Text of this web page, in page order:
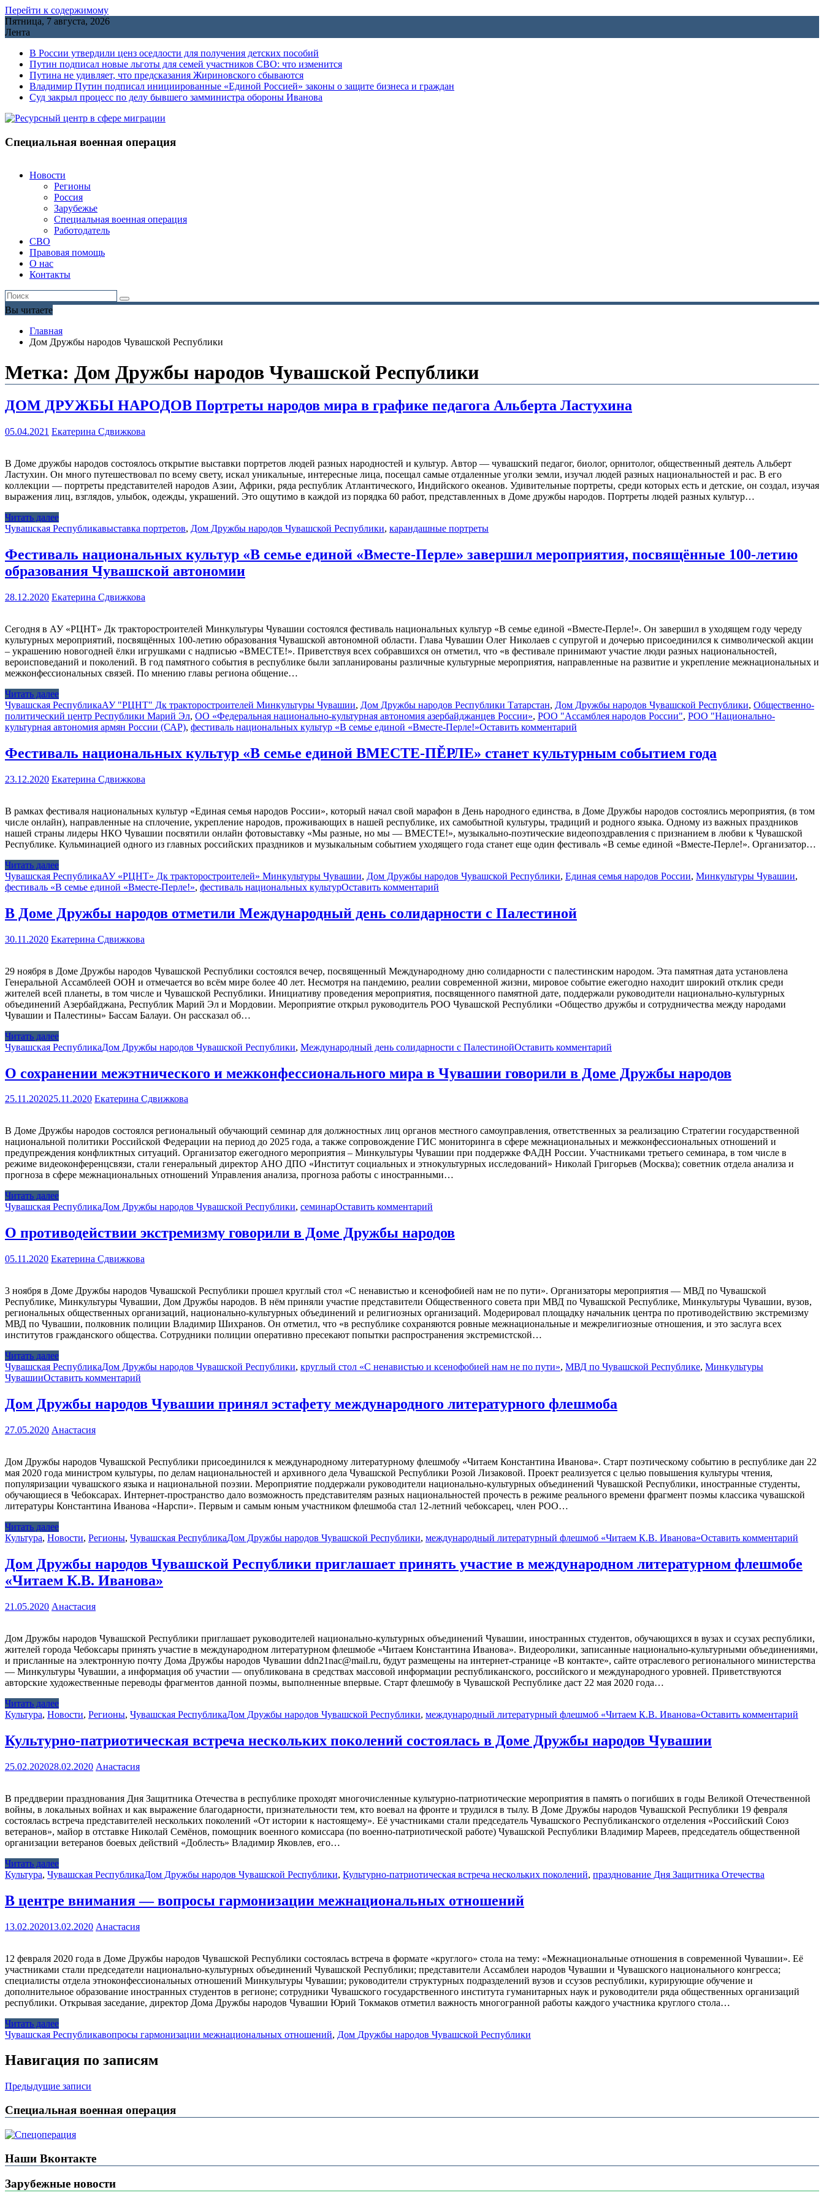
Перейти к содержимому
Пятница, 7 августа, 2026
Лента
В России утвердили ценз оседлости для получения детских пособий
Путин подписал новые льготы для семей участников СВО: что изменится
Путина не удивляет, что предсказания Жириновского сбываются
Владимир Путин подписал инициированные «Единой Россией» законы о защите бизнеса и граждан
Cуд закрыл процесс по делу бывшего замминистра обороны Иванова
Специальная военная операция
Новости
Регионы
Россия
Зарубежье
Специальная военная операция
Работодатель
СВО
Правовая помощь
О нас
Контакты
Вы читаете
Главная
Дом Дружбы народов Чувашской Республики
Метка: Дом Дружбы народов Чувашской Республики
ДОМ ДРУЖБЫ НАРОДОВ Портреты народов мира в графике педагога Альберта Ластухина
05.04.2021 Екатерина Сдвижкова
В Доме дружбы народов состоялось открытие выставки портретов людей разных народностей и культур. Автор — чувашский педагог, биолог, орнитолог, общественный деятель Альберт
Ластухин. Он много путешествовал по всему свету, искал уникальные, интересные лица, посещал самые отдаленные уголки земли, изучал людей разных национальностей и рас. В его
коллекции — портреты представителей народов Азии, Африки, ряда республик Атлантического, Индийского океанов. Удивительные портреты, среди которых есть и детские, он создал, изучая
выражения лиц, взглядов, улыбок, одежды, украшений. Это ощутимо в каждой из порядка 60 работ, представленных в Доме дружбы народов. Портреты людей разных культур…
Читать далее
Чувашская Республикавыставка портретов, Дом Дружбы народов Чувашской Республики, карандашные портреты
Фестиваль национальных культур «В семье единой «Вместе-Перле» завершил мероприятия, посвящённые 100-летию
образования Чувашской автономии
28.12.2020 Екатерина Сдвижкова
Сегодня в АУ «РЦНТ» Дк тракторостроителей Минкультуры Чувашии состоялся фестиваль национальных культур «В семье единой «Вместе-Перле!». Он завершил в уходящем году череду
культурных мероприятий, посвящённых 100-летию образования Чувашской автономной области. Глава Чувашии Олег Николаев с супругой и дочерью присоединился к символической акции
– украшению новогодней ёлки игрушками с надписью «ВМЕСТЕ!». Приветствуя всех собравшихся он отметил, что «в фестивале принимают участие люди разных национальностей,
вероисповеданий и поколений. В год памятного события в республике были запланированы различные культурные мероприятия, направленные на развитие и укрепление межнациональных и
межконфессиональных связей. По мнению главы региона общение…
Читать далее
Чувашская РеспубликаАУ "РЦНТ" Дк тракторостроителей Минкультуры Чувашии, Дом Дружбы народов Республики Татарстан, Дом Дружбы народов Чувашской Республики, Общественно-
политический центр Республики Марий Эл, ОО «Федеральная национально-культурная автономия азербайджанцев России», РОО "Ассамблея народов России", РОО "Национально-
культурная автономия армян России (САР), фестиваль национальных культур «В семье единой «Вместе-Перле!»Оставить комментарий
Фестиваль национальных культур «В семье единой ВМЕСТЕ-ПĔРЛЕ» станет культурным событием года
23.12.2020 Екатерина Сдвижкова
В рамках фестиваля национальных культур «Единая семья народов России», который начал свой марафон в День народного единства, в Доме Дружбы народов состоялись мероприятия, (в том
числе онлайн), направленные на сплочение, укрепление народов, проживающих в нашей республике, их самобытной культуры, традиций и родного языка. Одному из важных праздников
нашей страны лидеры НКО Чувашии посвятили онлайн фотовыставку «Мы разные, но мы — ВМЕСТЕ!», музыкально-поэтические видеопоздравления с признанием в любви к Чувашской
Республике. Кульминацией одного из главных российских праздников и музыкальным событием уходящего года станет еще один фестиваль «В семье единой «Вместе-Перле!». Организатор…
Читать далее
Чувашская РеспубликаАУ «РЦНТ» Дк тракторостроителей» Минкультуры Чувашии, Дом Дружбы народов Чувашской Республики, Единая семья народов России, Минкультуры Чувашии,
фестиваль «В семье единой «Вместе-Перле!», фестиваль национальных культурОставить комментарий
В Доме Дружбы народов отметили Международный день солидарности с Палестиной
30.11.2020 Екатерина Сдвижкова
29 ноября в Доме Дружбы народов Чувашской Республики состоялся вечер, посвященный Международному дню солидарности с палестинским народом. Эта памятная дата установлена
Генеральной Ассамблеей ООН и отмечается во всём мире более 40 лет. Несмотря на пандемию, реалии современной жизни, мировое событие ежегодно находит широкий отклик среди
жителей всей планеты, в том числе и Чувашской Республики. Инициативу проведения мероприятия, посвященного памятной дате, поддержали руководители национально-культурных
объединений Азербайджана, Республик Марий Эл и Мордовии. Мероприятие открыл руководитель РОО Чувашской Республики «Общество дружбы и сотрудничества между народами
Чувашии и Палестины» Бассам Балауи. Он рассказал об…
Читать далее
Чувашская РеспубликаДом Дружбы народов Чувашской Республики, Международный день солидарности с ПалестинойОставить комментарий
О сохранении межэтнического и межконфессионального мира в Чувашии говорили в Доме Дружбы народов
25.11.202025.11.2020 Екатерина Сдвижкова
В Доме Дружбы народов состоялся региональный обучающий семинар для должностных лиц органов местного самоуправления, ответственных за реализацию Стратегии государственной
национальной политики Российской Федерации на период до 2025 года, а также сопровождение ГИС мониторинга в сфере межнациональных и межконфессиональных отношений и
предупреждения конфликтных ситуаций. Организатор ежегодного мероприятия – Минкультуры Чувашии при поддержке ФАДН России. Участниками третьего семинара, в том числе в
режиме видеоконференцсвязи, стали генеральный директор АНО ДПО «Институт социальных и этнокультурных исследований» Николай Григорьев (Москва); советник отдела анализа и
прогноза в сфере межнациональных отношений Управления анализа, прогноза работы с иностранными…
Читать далее
Чувашская РеспубликаДом Дружбы народов Чувашской Республики, семинарОставить комментарий
О противодействии экстремизму говорили в Доме Дружбы народов
05.11.2020 Екатерина Сдвижкова
3 ноября в Доме Дружбы народов Чувашской Республики прошел круглый стол «С ненавистью и ксенофобией нам не по пути». Организаторы мероприятия — МВД по Чувашской
Республике, Минкультуры Чувашии, Дом Дружбы народов. В нём приняли участие представители Общественного совета при МВД по Чувашской Республике, Минкультуры Чувашии, вузов,
региональных общественных организаций, национально-культурных объединений и религиозных организаций. Модерировал площадку начальник центра по противодействию экстремизму
МВД по Чувашии, полковник полиции Владимир Шихранов. Он отметил, что «в республике сохраняются ровные межнациональные и межрелигиозные отношения, и это заслуга всех
институтов гражданского общества. Сотрудники полиции оперативно пресекают попытки распространения экстремистской…
Читать далее
Чувашская РеспубликаДом Дружбы народов Чувашской Республики, круглый стол «С ненавистью и ксенофобией нам не по пути», МВД по Чувашской Республике, Минкультуры
ЧувашииОставить комментарий
Дом Дружбы народов Чувашии принял эстафету международного литературного флешмоба
27.05.2020 Анастасия
Дом Дружбы народов Чувашской Республики присоединился к международному литературному флешмобу «Читаем Константина Иванова». Старт поэтическому событию в республике дан 22
мая 2020 года министром культуры, по делам национальностей и архивного дела Чувашской Республики Розой Лизаковой. Проект реализуется с целью повышения культуры чтения,
популяризации чувашского языка и национальной поэзии. Мероприятие поддержали руководители национально-культурных объединений Чувашской Республики, иностранные студенты,
обучающиеся в Чебоксарах. Интернет-пространство дало возможность представителям разных национальностей прочесть в режиме реального времени фрагмент поэмы классика чувашской
литературы Константина Иванова «Нарспи». Первым и самым юным участником флешмоба стал 12-летний чебоксарец, член РОО…
Читать далее
Культура, Новости, Регионы, Чувашская РеспубликаДом Дружбы народов Чувашской Республики, международный литературный флешмоб «Читаем К.В. Иванова»Оставить комментарий
Дом Дружбы народов Чувашской Республики приглашает принять участие в международном литературном флешмобе
«Читаем К.В. Иванова»
21.05.2020 Анастасия
Дом Дружбы народов Чувашской Республики приглашает руководителей национально-культурных объединений Чувашии, иностранных студентов, обучающихся в вузах и ссузах республики,
жителей города Чебоксары принять участие в международном литературном флешмобе «Читаем Константина Иванова». Видеоролики, записанные национально-культурными объединениями,
и присланные на электронную почту Дома Дружбы народов Чувашии ddn21nac@mail.ru, будут размещены на интернет-странице «В контакте», сайте отраслевого регионального министерства
— Минкультуры Чувашии, а информация об участии — опубликована в средствах массовой информации республиканского, российского и международного уровней. Приветствуются
авторские художественные переводы фрагментов данной поэмы, выполненные впервые. Старт флешмобу в Чувашской Республике даст 22 мая 2020 года…
Читать далее
Культура, Новости, Регионы, Чувашская РеспубликаДом Дружбы народов Чувашской Республики, международный литературный флешмоб «Читаем К.В. Иванова»Оставить комментарий
Культурно-патриотическая встреча нескольких поколений состоялась в Доме Дружбы народов Чувашии
25.02.202028.02.2020 Анастасия
В преддверии празднования Дня Защитника Отечества в республике проходят многочисленные культурно-патриотические мероприятия в память о погибших в годы Великой Отечественной
войны, в локальных войнах и как выражение благодарности, признательности тем, кто воевал на фронте и трудился в тылу. В Доме Дружбы народов Чувашской Республики 19 февраля
состоялась встреча представителей нескольких поколений «От истории к настоящему». Её участниками стали председатель Чувашского Республиканского отделения «Российский Союз
ветеранов», майор в отставке Николай Семёнов, помощник военного комиссара (по военно-патриотической работе) Чувашской Республики Владимир Мареев, председатель общественной
организации ветеранов боевых действий «Доблесть» Владимир Яковлев, его…
Читать далее
Культура, Чувашская РеспубликаДом Дружбы народов Чувашской Республики, Культурно-патриотическая встреча нескольких поколений, празднование Дня Защитника Отечества
В центре внимания — вопросы гармонизации межнациональных отношений
13.02.202013.02.2020 Анастасия
12 февраля 2020 года в Доме Дружбы народов Чувашской Республики состоялась встреча в формате «круглого» стола на тему: «Межнациональные отношения в современной Чувашии». Её
участниками стали председатели национально-культурных объединений Чувашской Республики; представители Ассамблеи народов Чувашии и Чувашского национального конгресса;
специалисты отдела этноконфессиональных отношений Минкультуры Чувашии; руководители структурных подразделений вузов и ссузов республики, курирующие обучение и
дополнительное образование иностранных студентов в регионе; сотрудники Чувашского государственного института гуманитарных наук и руководители ряда общественных организаций
республики. Открывая заседание, директор Дома Дружбы народов Чувашии Юрий Токмаков отметил важность многогранной работы каждого участника круглого стола…
Читать далее
Чувашская Республикавопросы гармонизации межнациональных отношений, Дом Дружбы народов Чувашской Республики
Навигация по записям
Предыдущие записи
Специальная военная операция
Наши Вконтакте
Зарубежные новости